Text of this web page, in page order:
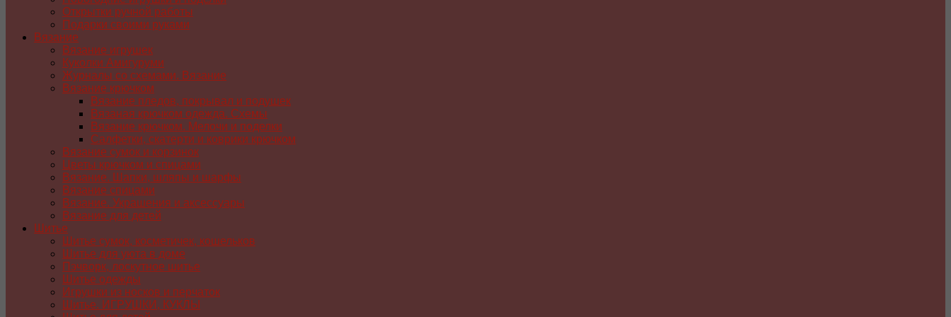
Открытки ручной работы
Подарки своими руками
Вязание
Вязание игрушек
Куколки Амигуруми
Журналы со схемами. Вязание
Вязание крючком
Вязание пледов, покрывал и подушек
Вязаная крючком одежда. Схемы
Вязание крючком. Мелочи и поделки
Салфетки, скатерти и коврики крючком
Вязание сумок и корзинок
Цветы крючком и спицами
Вязание. Шапки, шляпы и шарфы
Вязание спицами
Вязание. Украшения и аксессуары
Вязание для детей
Шитье
Шитье сумок, косметичек, кошельков
Шитье для уюта в доме
Пэчворк, лоскутное шитье
Шитье одежды
Игрушки из носков и перчаток
Шитье. ИГРУШКИ, КУКЛЫ